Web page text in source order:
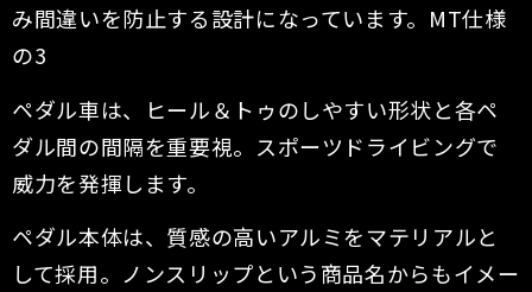
み間違いを防止する設計になっています。MT仕様
の3
ペダル車は、ヒール＆トゥのしやすい形状と各ペ
ダル間の間隔を重要視。スポーツドライビングで
威力を発揮します。
ペダル本体は、質感の高いアルミをマテリアルと
して採用。ノンスリップという商品名からもイメー